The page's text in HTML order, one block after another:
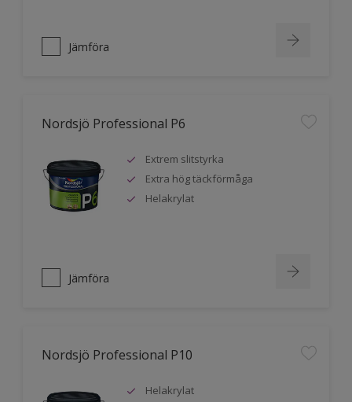
Jämföra
Nordsjö Professional P6
Extrem slitstyrka
Extra hög täckförmåga
Helakrylat
Jämföra
Nordsjö Professional P10
Helakrylat